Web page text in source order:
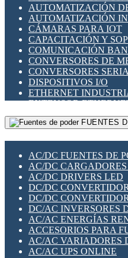
TEMPORIZADORES
VARIACS
VARIADORES DE
SECCIONADORES -
MAQUINARIA
ILUMINACIÓN LED
INTERRUPTORES
INTERFACES DE RELÉ
OTROS RELÉS
PROTECCIÓN
RELÉS
RELÉS DE SEÑAL
RELÉS DE ESTADO
RELÉS
RELÉS MINIATURA
SENSORES
SWITCH Y
TARJETAS PI
UNIÓN Y
AUTOMATIZACIÓN
AUTOMATIZACIÓN
CÁMARAS PARA IOT
CAPACITACIÓN Y
COMUNICACIÓN
CONVERSORES DE
CONVERSORES
DISPOSITIVOS I/O
ETHERNET
EXTENSOR
GATEWAY LORAWAN
GESTIÓN DE REDES
PLACAS
SWITCHES Y REDES
SOLUCIONES IOT
SOLUCIONES
SOLUCIONES RED
SEGURIDAD PARA
SWITCHES LAN
TELEFONÍA IP (VOIP)
VIGILANCIA IP
MESHTASTIC
FUENTES
AC/DC FUENTES DE
AC/DC
AC/DC DRIVERS LED
DC/DC
DC/DC
DC/AC INVERSORES
AC/AC ENERGÍAS
ACCESORIOS PARA
AC/AC VARIADORES
AC/AC UPS ONLINE